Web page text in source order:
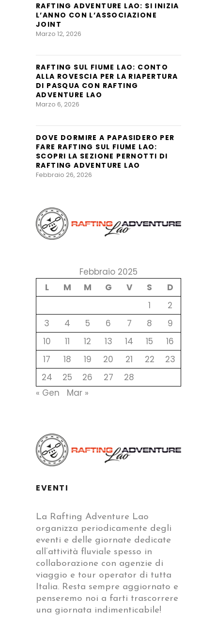
RAFTING ADVENTURE LAO: SI INIZIA
L’ANNO CON L’ASSOCIAZIONE
JOINT
Marzo 12, 2026
RAFTING SUL FIUME LAO: CONTO
ALLA ROVESCIA PER LA RIAPERTURA
DI PASQUA CON RAFTING
ADVENTURE LAO
Marzo 6, 2026
DOVE DORMIRE A PAPASIDERO PER
FARE RAFTING SUL FIUME LAO:
SCOPRI LA SEZIONE PERNOTTI DI
RAFTING ADVENTURE LAO
Febbraio 26, 2026
Febbraio 2025
L
M M G V S
D
1
2
3
4 5 6 7 8
9
10
11 12 13 14 15
16
17
18 19 20 21 22
23
24
25 26 27
28
« Gen
Mar »
EVENTI
La Rafting Adventure Lao
organizza periodicamente degli
eventi e delle giornate dedicate
all’attività fluviale spesso in
collaborazione con agenzie di
viaggio e tour operator di tutta
Italia. Resta sempre aggiornato e
penseremo noi a farti trascorrere
una giornata indimenticabile!